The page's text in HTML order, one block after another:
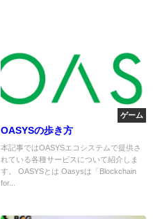
ゲーム
OASYSの歩き方
本記事ではOASYSエコシステムで提供さ
れている各種サービスについて紹介しま
す。 OASYSとは Oasysは「Blockchain
for...